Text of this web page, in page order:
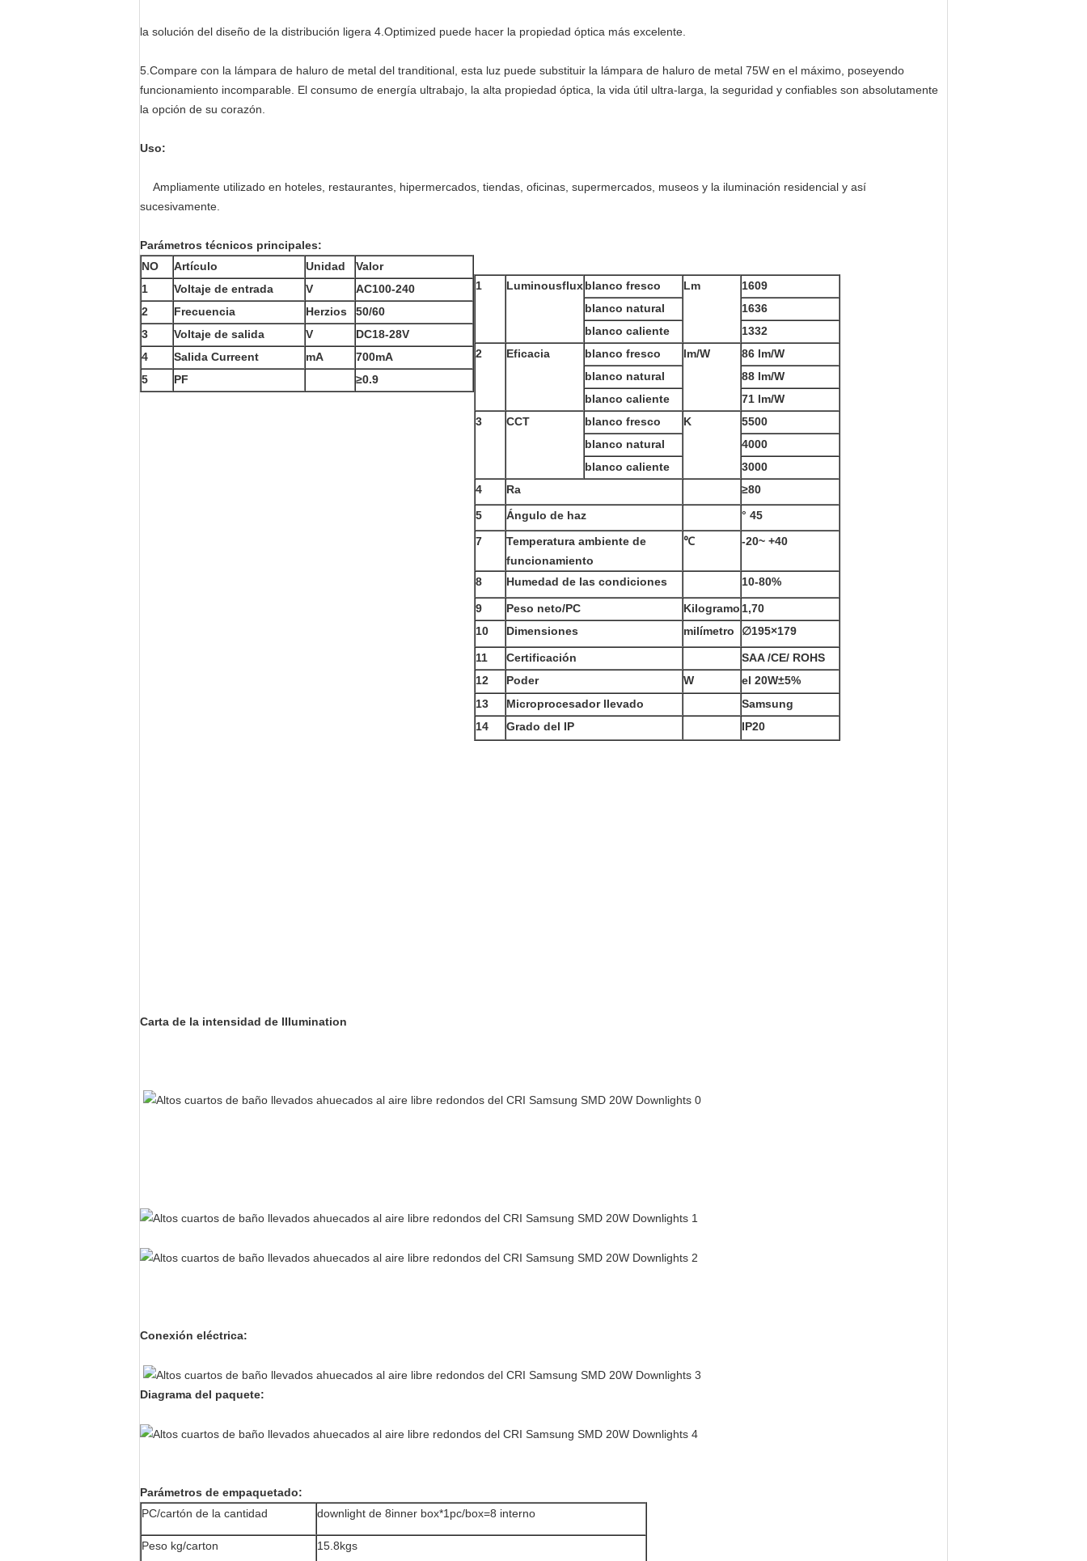
la solución del diseño de la distribución ligera 4.Optimized puede hacer la propiedad óptica más excelente.
5.Compare con la lámpara de haluro de metal del tranditional, esta luz puede substituir la lámpara de haluro de metal 75W en el máximo, poseyendo
funcionamiento incomparable. El consumo de energía ultrabajo, la alta propiedad óptica, la vida útil ultra-larga, la seguridad y confiables son absolutamente
la opción de su corazón.
Uso:
Ampliamente utilizado en hoteles, restaurantes, hipermercados, tiendas, oficinas, supermercados, museos y la iluminación residencial y así
sucesivamente.
Parámetros técnicos principales:
NO
Artículo Unidad
Valor
1
Voltaje de entrada V
AC100-240
2
Frecuencia Herzios
50/60
3
Voltaje de salida V
DC18-28V
4
Salida Curreent mA
700mA
5
PF ≥0.9
1 Luminousfluxblanco fresco Lm
1609
blanco natural
1636
blanco caliente
1332
2
Eficacia blanco fresco lm/W
86 lm/W
blanco natural
88 lm/W
blanco caliente
71 lm/W
3
CCT blanco fresco K
5500
blanco natural
4000
blanco caliente
3000
4
Ra
≥80
5
Ángulo de haz
° 45
7
Temperatura ambiente de
funcionamiento
℃ -20~ +40
8 Humedad de las condiciones 10-80%
9 Peso neto/PC Kilogramo 1,70
10
Dimensiones milímetro ∅195×179
11 Certificación
SAA /CE/ ROHS
12
Poder W
el 20W±5%
13
Microprocesador llevado
Samsung
14
Grado del IP IP20
Carta de la intensidad de IIIumination
Conexión eléctrica:
Diagrama del paquete:
Parámetros de empaquetado:
PC/cartón de la cantidad
downlight de 8inner box*1pc/box=8 interno
Peso kg/carton 15.8kgs